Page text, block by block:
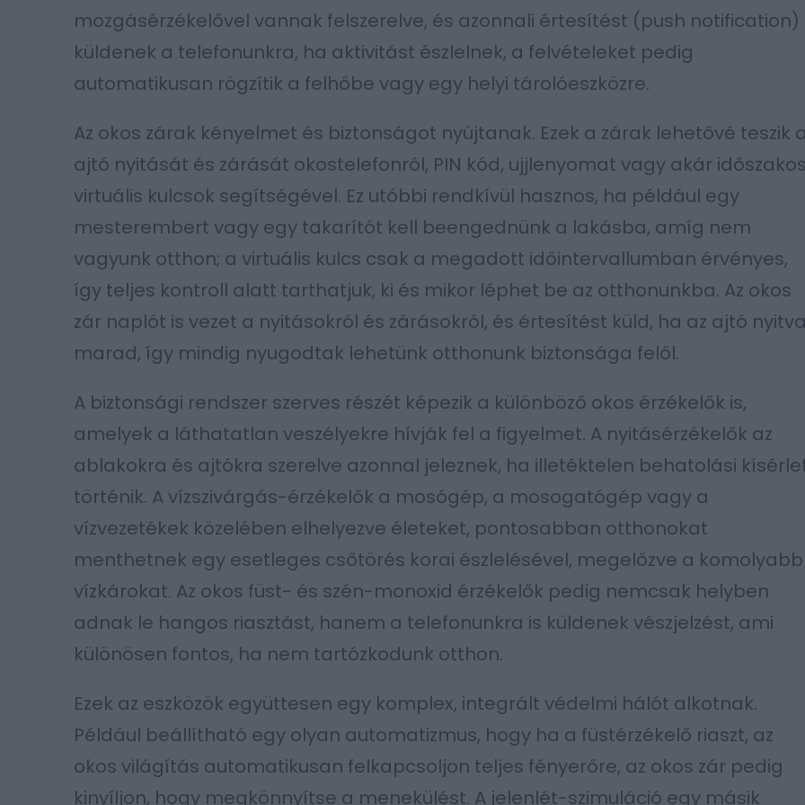
mozgásérzékelővel vannak felszerelve, és azonnali értesítést (push notification)
küldenek a telefonunkra, ha aktivitást észlelnek, a felvételeket pedig
automatikusan rögzítik a felhőbe vagy egy helyi tárolóeszközre.
Az okos zárak kényelmet és biztonságot nyújtanak. Ezek a zárak lehetővé teszik
ajtó nyitását és zárását okostelefonról, PIN kód, ujjlenyomat vagy akár
virtuális kulcsok segítségével. Ez utóbbi rendkívül hasznos, ha például egy
mesterembert vagy egy takarítót kell beengednünk a lakásba, amíg nem
vagyunk otthon; a virtuális kulcs csak a megadott időintervallumban érvényes,
így teljes kontroll alatt tarthatjuk, ki és mikor léphet be az otthonunkba. Az okos
zár naplót is vezet a nyitásokról és zárásokról, és értesítést küld, ha az ajtó
marad, így mindig nyugodtak lehetünk otthonunk biztonsága felől.
A biztonsági rendszer szerves részét képezik a különböző okos érzékelők is,
amelyek a láthatatlan veszélyekre hívják fel a figyelmet. A nyitásérzékelők az
ablakokra és ajtókra szerelve azonnal jeleznek, ha illetéktelen behatolási
történik. A vízszivárgás-érzékelők a mosógép, a mosogatógép vagy a
vízvezetékek közelében elhelyezve életeket, pontosabban otthonokat
menthetnek egy esetleges csőtörés korai észlelésével, megelőzve a komolyabb
vízkárokat. Az okos füst- és szén-monoxid érzékelők pedig nemcsak helyben
adnak le hangos riasztást, hanem a telefonunkra is küldenek vészjelzést, ami
különösen fontos, ha nem tartózkodunk otthon.
Ezek az eszközök együttesen egy komplex, integrált védelmi hálót alkotnak.
Például beállítható egy olyan automatizmus, hogy ha a füstérzékelő riaszt, az
okos világítás automatikusan felkapcsoljon teljes fényerőre, az okos zár pedig
kinyíljon, hogy megkönnyítse a menekülést. A jelenlét-szimuláció egy másik